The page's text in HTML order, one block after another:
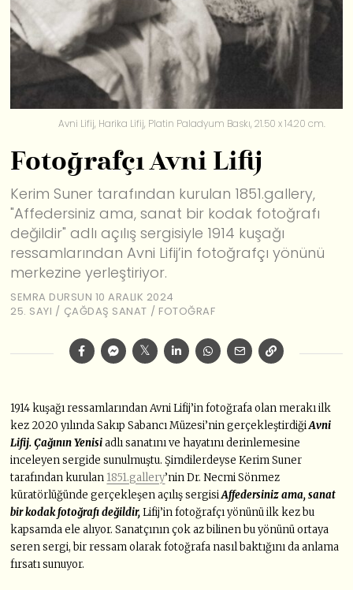
Avni Lifij, Harika Lifij, Platin Paladyum Baskı, 21.50 x 14.20 cm.
Fotoğrafçı Avni Lifij
Kerim Suner tarafından kurulan 1851.gallery,
"Affedersiniz ama, sanat bir kodak fotoğrafı
değildir" adlı açılış sergisiyle 1914 kuşağı
ressamlarından Avni Lifij’in fotoğrafçı yönünü
merkezine yerleştiriyor.
SEMRA DURSUN 10 ARALIK 2024
25. SAYI / ÇAĞDAŞ SANAT / FOTOĞRAF
1914 kuşağı ressamlarından Avni Lifij’in fotoğrafa olan merakı ilk
kez 2020 yılında Sakıp Sabancı Müzesi’nin gerçekleştirdiğiAvni
Lifij. Çağının Yenisiadlı sanatını ve hayatını derinlemesine
inceleyen sergide sunulmuştu. Şimdilerdeyse Kerim Suner
tarafından kurulan 1851.gallery’nin Dr. Necmi Sönmez
küratörlüğünde gerçekleşen açılış sergisiAffedersiniz ama, sanat
bir kodak fotoğrafı değildir,Lifij’in fotoğrafçı yönünü ilk kez bu
kapsamda ele alıyor. Sanatçının çok az bilinen bu yönünü ortaya
seren sergi, bir ressam olarak fotoğrafa nasıl baktığını da anlama
fırsatı sunuyor.